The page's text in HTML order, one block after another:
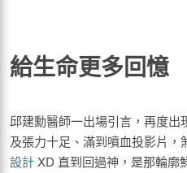
給生命更多回憶
邱建勳醫師一出場引言，再度
及張力十足、滿到噴血投影片
設計XD 直到回過神，是那輪廓